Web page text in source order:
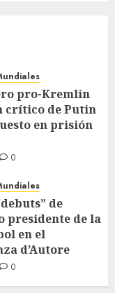
pro-Kremlin
crítico de Putin
en prisión
0
de
presidente de la
en el
d’Autore
0